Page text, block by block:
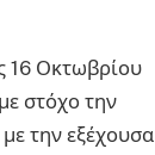
16 Οκτωβρίου
στόχο την
την εξέχουσα